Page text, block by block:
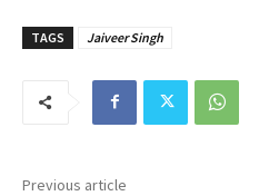
TAGS Jaiveer Singh
Previous article